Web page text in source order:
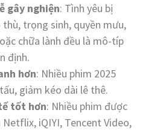
gây nghiện: Tình yêu bị
thù, trọng sinh, quyền mưu,
chữa lành đều là mô-típ
định.
hơn: Nhiều phim 2025
giảm kéo dài lê thê.
tốt hơn: Nhiều phim được
iQIYI, Tencent Video,